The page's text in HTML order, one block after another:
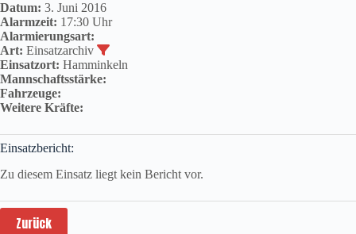
Datum: 3. Juni 2016
Alarmzeit: 17:30 Uhr
Alarmierungsart:
Art: Einsatzarchiv
Einsatzort: Hamminkeln
Mannschaftsstärke:
Fahrzeuge:
Weitere Kräfte:
Einsatzbericht:
Zu diesem Einsatz liegt kein Bericht vor.
Zurück